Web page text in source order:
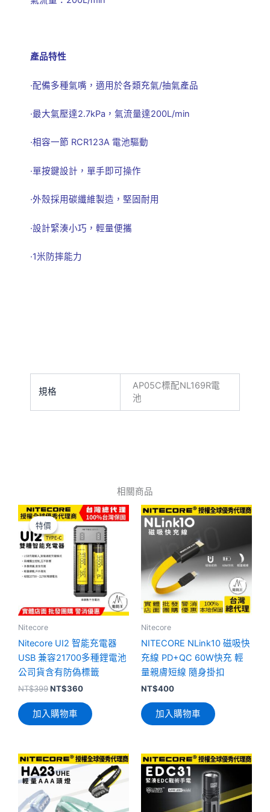
產品特性
·配備多種氣嘴，適用於各類充氣/抽氣產品
·最大氣壓達2.7kPa，氣流量達200L/min
·相容一節 RCR123A 電池驅動
·單按鍵設計，單手即可操作
·外殼採用碳纖維製造，堅固耐用
·設計緊湊小巧，輕量便攜
·1米防摔能力
規格
AP05C標配NL169R電
池
相關商品
特價
特價
Nitecore
Nitecore UI2 智能充電器
USB 兼容21700多種鋰電池
公司貨含有防偽標籤
NT$399
原
始
價
格：
NT$399。
NT$360
目
前
價
格：
NT$360。
加入購物車
Nitecore
NITECORE NLink10 磁吸快
充線 PD+QC 60W快充 輕
量親膚短線 隨身掛扣
NT$400
加入購物車
此
品
有